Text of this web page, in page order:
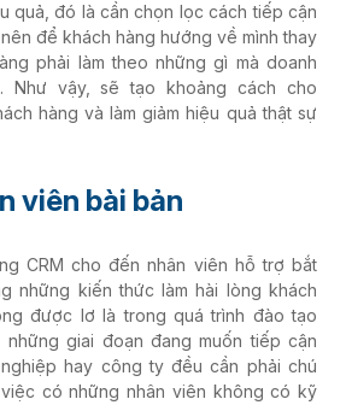
quả, đó là cần chọn lọc cách tiếp cận
để khách hàng hướng về mình thay
phải làm theo những gì mà doanh
Như vậy, sẽ tạo khoảng cách cho
hàng và làm giảm hiệu quả thật sự
viên bài bản
CRM cho đến nhân viên hỗ trợ bắt
những kiến thức làm hài lòng khách
được lơ là trong quá trình đào tạo
giai đoạn đang muốn tiếp cận
hay công ty đều cần phải chú
có những nhân viên không có kỹ